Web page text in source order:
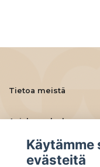
Tietoa meistä
Asiakaspalvelu
Lue lisää
Käytämme
evästeitä